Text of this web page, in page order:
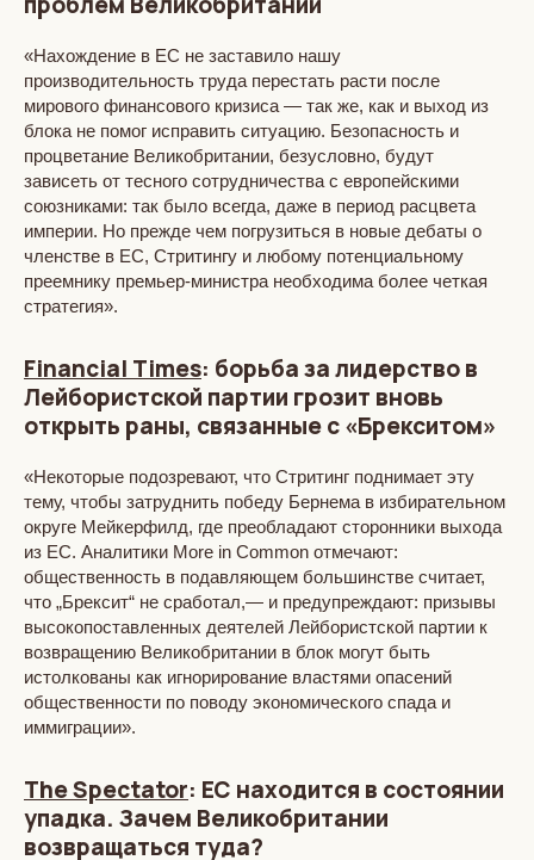
«Нахождение в ЕС не заставило нашу
производительность труда перестать расти после
мирового финансового кризиса — так же, как и выход из
блока не помог исправить ситуацию. Безопасность и
процветание Великобритании, безусловно, будут
зависеть от тесного сотрудничества с европейскими
союзниками: так было всегда, даже в период расцвета
империи. Но прежде чем погрузиться в новые дебаты о
членстве в ЕС, Стритингу и любому потенциальному
преемнику премьер-министра необходима более четкая
стратегия».
Financial Times: борьба за лидерство в
Лейбористской партии грозит вновь
открыть раны, связанные с «Брекситом»
«Некоторые подозревают, что Стритинг поднимает эту
тему, чтобы затруднить победу Бернема в избирательном
округе Мейкерфилд, где преобладают сторонники выхода
из ЕС. Аналитики More in Common отмечают:
общественность в подавляющем большинстве считает,
что „Брексит“ не сработал,— и предупреждают: призывы
высокопоставленных деятелей Лейбористской партии к
возвращению Великобритании в блок могут быть
истолкованы как игнорирование властями опасений
общественности по поводу экономического спада и
иммиграции».
The Spectator: ЕС находится в состоянии
упадка. Зачем Великобритании
возвращаться туда?